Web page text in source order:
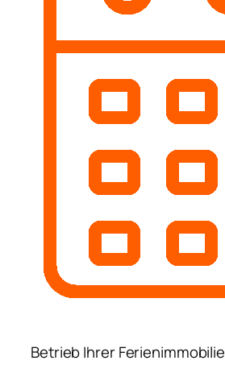
Betrieb Ihrer Ferienimmobilie